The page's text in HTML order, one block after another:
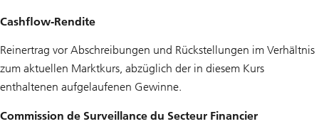
Cashflow-Rendite
Reinertrag vor Abschreibungen und Rückstellungen im Verhältnis
zum aktuellen Marktkurs, abzüglich der in diesem Kurs
enthaltenen aufgelaufenen Gewinne.
Commission de Surveillance du Secteur Financier